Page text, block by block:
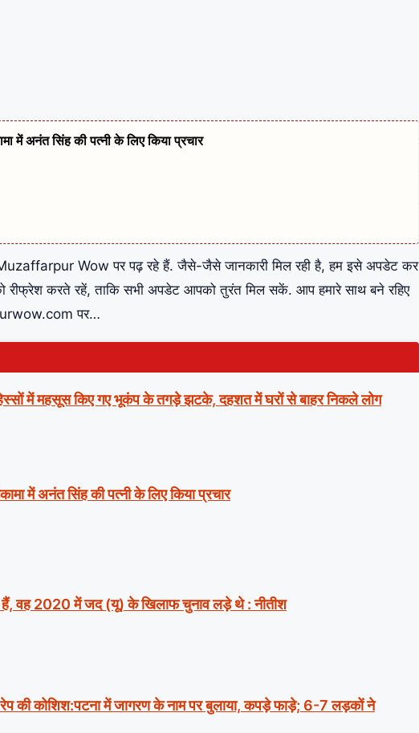
में अनंत सिंह की पत्नी के लिए किया प्रचार
Wow पर पढ़ रहे हैं. जैसे-जैसे जानकारी मिल रही है, हम इसे अपडेट कर
रीफ्रेश करते रहें, ताकि सभी अपडेट आपको तुरंत मिल सकें. आप हमारे साथ बने रहिए
पर…
में महसूस किए गए भूकंप के तगड़े झटके, दहशत में घरों से बाहर निकले लोग
में अनंत सिंह की पत्नी के लिए किया प्रचार
हैं, वह 2020 में जद (यू) के खिलाफ चुनाव लड़े थे : नीतीश
की कोशिश:पटना में जागरण के नाम पर बुलाया, कपड़े फाड़े; 6-7 लड़कों ने